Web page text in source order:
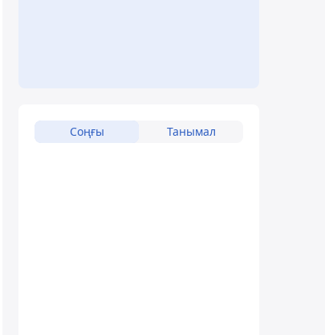
Соңғы Танымал